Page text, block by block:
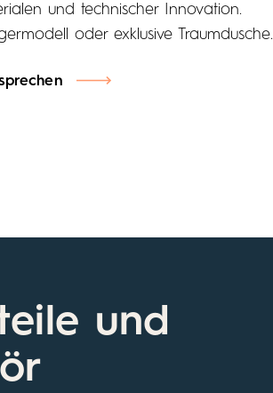
und technischer Innovation.
oder exklusive Traumdusche.
und